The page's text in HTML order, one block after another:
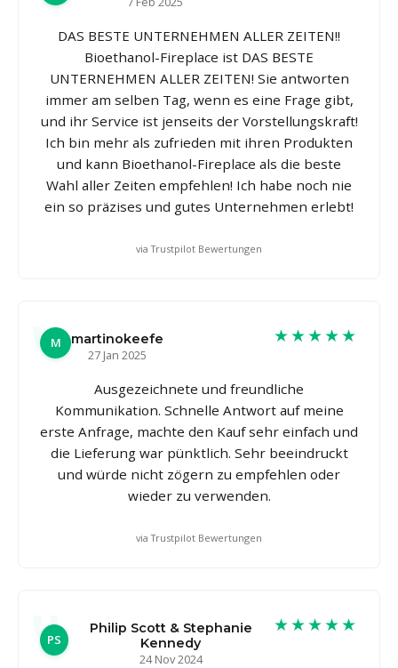
DAS BESTE UNTERNEHMEN ALLER ZEITEN!!
Bioethanol-Fireplace ist DAS BESTE
UNTERNEHMEN ALLER ZEITEN! Sie antworten
immer am selben Tag, wenn es eine Frage gibt,
und ihr Service ist jenseits der Vorstellungskraft!
Ich bin mehr als zufrieden mit ihren Produkten
und kann Bioethanol-Fireplace als die beste
Wahl aller Zeiten empfehlen! Ich habe noch nie
ein so präzises und gutes Unternehmen erlebt!
via Trustpilot Bewertungen
M
martinokeefe
27 Jan 2025
★★★★★
Ausgezeichnete und freundliche
Kommunikation. Schnelle Antwort auf meine
erste Anfrage, machte den Kauf sehr einfach und
die Lieferung war pünktlich. Sehr beeindruckt
und würde nicht zögern zu empfehlen oder
wieder zu verwenden.
via Trustpilot Bewertungen
PS
Philip Scott & Stephanie
Kennedy
24 Nov 2024
★★★★★